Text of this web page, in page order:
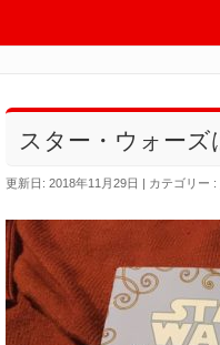
スター・ウォーズ
更新日: 2018年11月29日 カテゴリー :